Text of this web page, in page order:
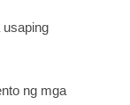
usaping
ng mga